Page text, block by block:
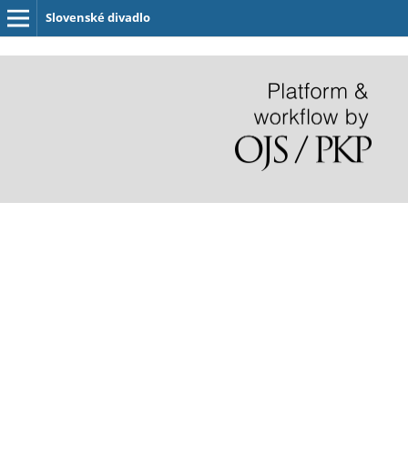
Slovenské divadlo